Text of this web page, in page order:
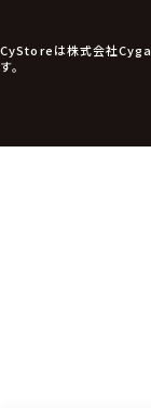
アパレル
アクセ
CyStoreは株式会社
す。